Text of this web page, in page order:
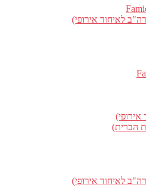
לאיחוד אירופי)
אירופי)
הברית)
לאיחוד אירופי)